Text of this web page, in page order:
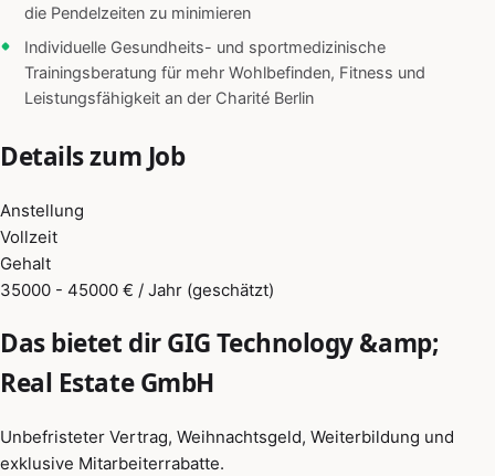
die Pendelzeiten zu minimieren
Individuelle Gesundheits- und sportmedizinische
Trainingsberatung für mehr Wohlbefinden, Fitness und
Leistungsfähigkeit an der Charité Berlin
Details zum Job
Anstellung
Vollzeit
Gehalt
35000 - 45000 € / Jahr (geschätzt)
Das bietet dir GIG Technology &amp;
Real Estate GmbH
Unbefristeter Vertrag, Weihnachtsgeld, Weiterbildung und
exklusive Mitarbeiterrabatte.